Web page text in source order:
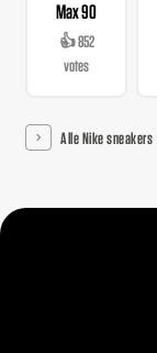
Max 90
👍 852
votes
Alle Nike sneakers